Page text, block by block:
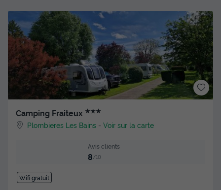
Camping Fraiteux ★★★
Plombieres Les Bains -Voir sur la carte
Avis clients
8/10
Wifi gratuit